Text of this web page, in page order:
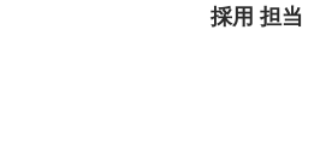
採用 担当